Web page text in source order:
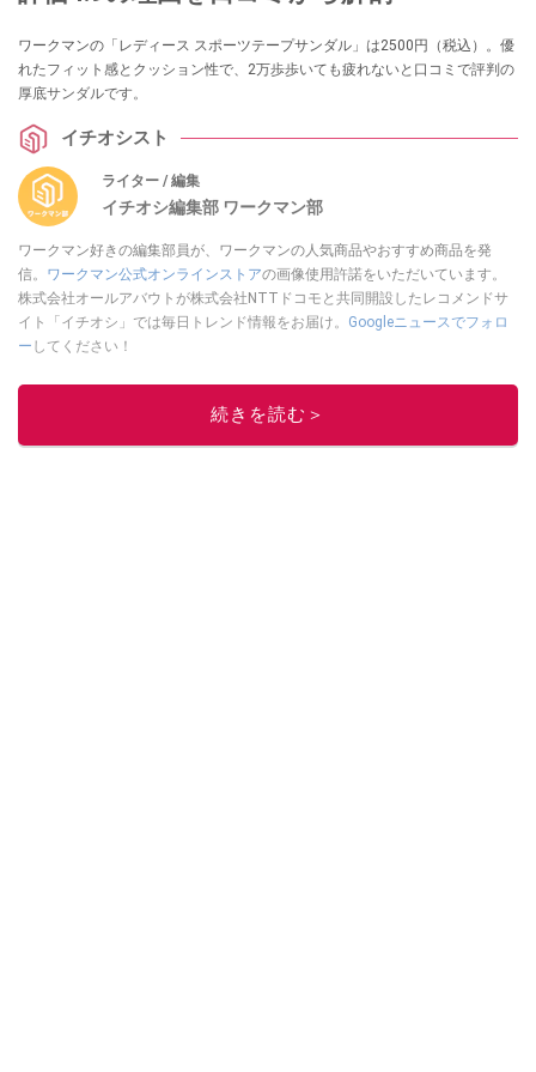
ワークマンの「レディース スポーツテープサンダル」は2500円（税込）。優
れたフィット感とクッション性で、2万歩歩いても疲れないと口コミで評判の
厚底サンダルです。
イチオシスト
ライター / 編集
イチオシ編集部 ワークマン部
ワークマン好きの編集部員が、ワークマンの人気商品やおすすめ商品を発
信。 ワークマン公式オンラインストアの画像使用許諾をいただいています。
株式会社オールアバウトが株式会社NTTドコモと共同開設したレコメンドサ
イト「イチオシ」では毎日トレンド情報をお届け。 Googleニュースでフォロ
ー してください！
このイチオシストの他の記事を読む
続きを読む＞